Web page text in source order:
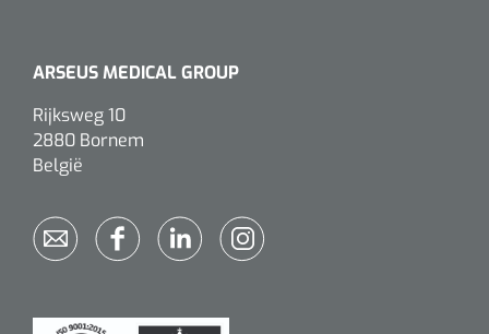
ARSEUS MEDICAL GROUP
Rijksweg 10
2880 Bornem
België